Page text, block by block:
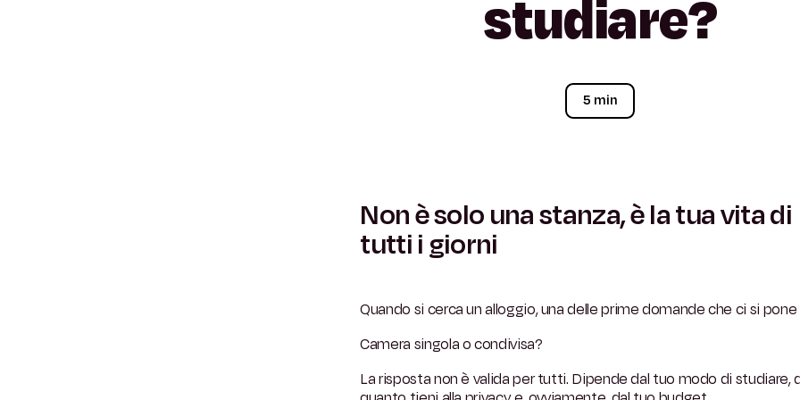
studiare?
5 min
Non è solo una stanza, è la tua vita di
tutti i giorni
Quando si cerca un alloggio, una delle prime domande che ci si pone
Camera singola o condivisa?
La risposta non è valida per tutti. Dipende dal tuo modo di studiare,